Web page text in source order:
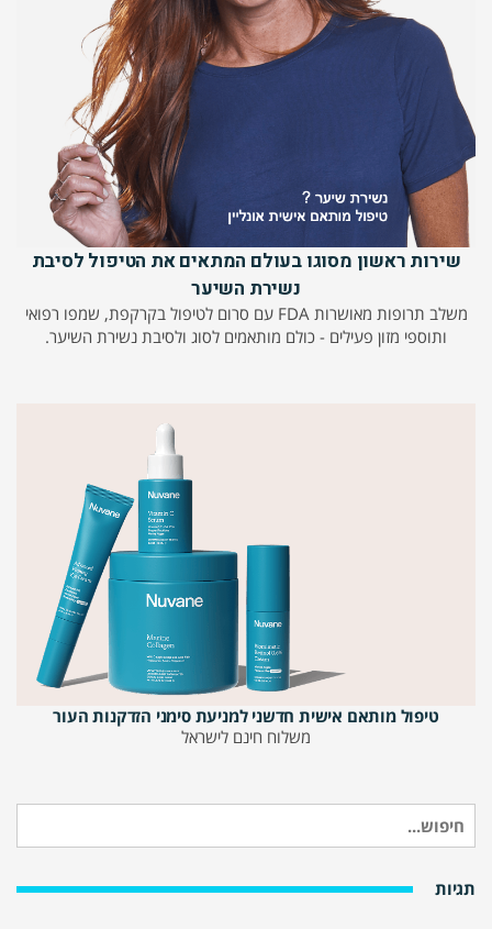
שירות ראשון מסוגו בעולם המתאים את הטיפול לסיבת
נשירת השיער
משלב תרופות מאושרות FDA עם סרום לטיפול בקרקפת, שמפו רפואי
ותוספי מזון פעילים - כולם מותאמים לסוג ולסיבת נשירת השיער.
טיפול מותאם אישית חדשני למניעת סימני הזדקנות העור
משלוח חינם לישראל
עבור:
תגיות